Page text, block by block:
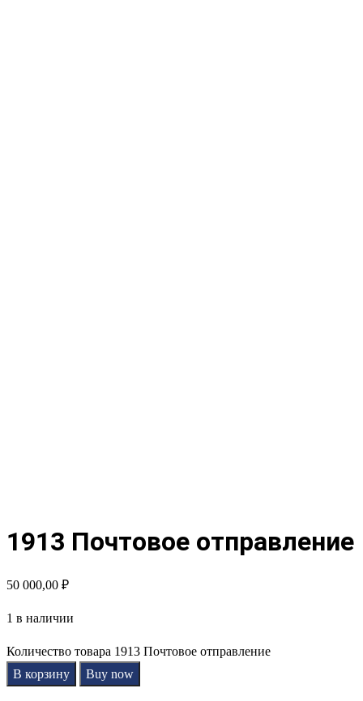
1913 Почтовое отправление
50 000,00 ₽
1 в наличии
Количество товара 1913 Почтовое отправление
В корзину
Buy now